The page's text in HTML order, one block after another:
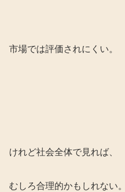
市場では評価されにくい。
けれど社会全体で見れば、
むしろ合理的かもしれない。